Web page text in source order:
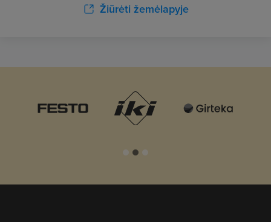
Žiūrėti žemėlapyje